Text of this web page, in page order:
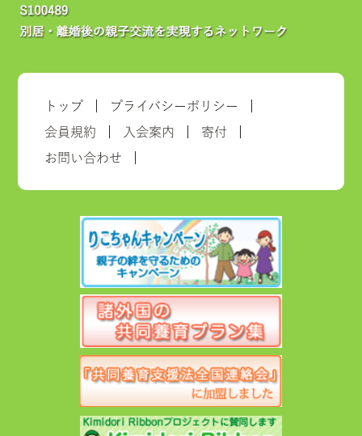
トップ プライバシーポリシー
会員規約 入会案内 寄付
お問い合わせ